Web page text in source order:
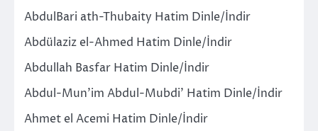
AbdulBari ath-Thubaity Hatim Dinle/İndir
Abdülaziz el-Ahmed Hatim Dinle/İndir
Abdullah Basfar Hatim Dinle/İndir
Abdul-Mun’im Abdul-Mubdi’ Hatim Dinle/İndir
Ahmet el Acemi Hatim Dinle/İndir